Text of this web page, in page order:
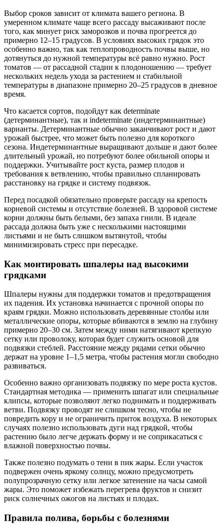
Выбор сроков зависит от климата вашего региона. В
умеренном климате чаще всего рассаду высаживают после
того, как минует риск заморозков и почва прогреется до
примерно 12–15 градусов. В условиях высоких грядок это
особенно важно, так как теплопроводность почвы выше, но
дотянуться до нужной температуры всё равно нужно. Рост
томатов — от рассадной стадии к плодоношению — требует
нескольких недель ухода за растением и стабильной
температуры в диапазоне примерно 20–25 градусов в дневное
время.
Что касается сортов, подойдут как determinate
(детерминантные), так и indeterminate (индетерминантные)
варианты. Детерминантные обычно заканчивают рост и дают
урожай быстрее, что может быть полезно для короткого
сезона. Индетерминантные выращивают дольше и дают более
длительный урожай, но потребуют более обильной опоры и
поддержки. Учитывайте рост куста, размер плодов и
требования к ветвлению, чтобы правильно спланировать
расстановку на грядке и систему подвязок.
Перед посадкой обязательно проверьте рассаду на крепость
корневой системы и отсутствие болезней. В здоровой системе
корни должны быть белыми, без запаха гнили. В идеале
рассада должна быть уже с несколькими настоящими
листьями и не быть слишком вытянутой, чтобы
минимизировать стресс при пересадке.
Как монтировать шпалеры над высокими
грядками
Шпалеры нужны для поддержки томатов и предотвращения
их падения. Их установка начинается с прочной опоры по
краям грядки. Можно использовать деревянные столбы или
металлические опоры, которые вбиваются в землю на глубину
примерно 20–30 см. Затем между ними натягивают крепкую
сетку или проволоку, которая будет служить основой для
подвязки стеблей. Расстояние между рядами сетки обычно
держат на уровне 1–1,5 метра, чтобы растения могли свободно
развиваться.
Особенно важно организовать подвязку по мере роста кустов.
Стандартная методика — применить шпагат или специальные
клипсы, которые позволяют легко поднимать и поддерживать
ветви. Подвязку проводят не слишком тесно, чтобы не
повредить кору и не ограничить приток воздуха. В некоторых
случаях полезно использовать дуги над грядкой, чтобы
растению было легче держать форму и не соприкасаться с
влажной поверхностью почвы.
Также полезно подумать о тени в пик жары. Если участок
подвержен очень яркому солнцу, можно предусмотреть
полупрозрачную сетку или легкое затенение на часы самой
жары. Это поможет избежать перегрева фруктов и снизит
риск солнечных ожогов на листьях и плодах.
Правила полива, борьбы с болезнями